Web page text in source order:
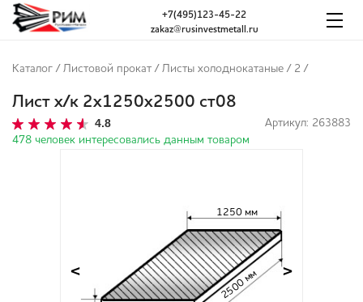
zakaz@rusinvestmetall.ru
+7(495)123-45-22
Каталог / Листовой прокат / Листы холоднокатаные / 2 /
Лист х/к 2х1250х2500 ст08
4.8
Артикул: 263883
478 человек интересовались данным товаром
1250 мм
2500 мм
< >